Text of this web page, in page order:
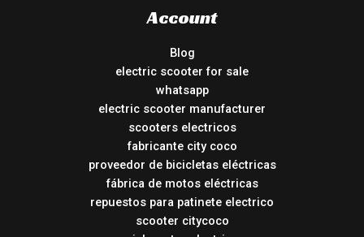
Account
Blog
electric scooter for sale
whatsapp
electric scooter manufacturer
scooters electricos
fabricante city coco
proveedor de bicicletas eléctricas
fábrica de motos eléctricas
repuestos para patinete electrico
scooter citycoco